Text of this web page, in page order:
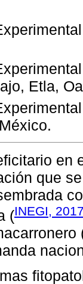
Etla,
en
que
(INEGI,